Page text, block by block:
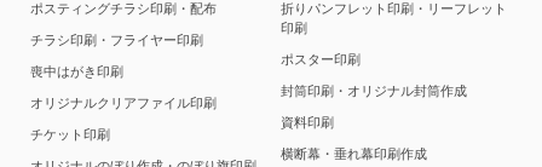
ポスティングチラシ印刷・配布
チラシ印刷・フライヤー印刷
喪中はがき印刷
オリジナルクリアファイル印刷
チケット印刷
折りパンフレット印刷・リーフレット
印刷
ポスター印刷
封筒印刷・オリジナル封筒作成
資料印刷
横断幕・垂れ幕印刷作成